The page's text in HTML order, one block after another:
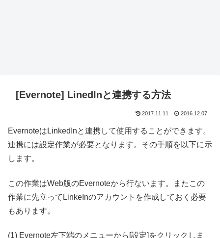
[Evernote] LinedInと連携する方法
2017.11.11 2016.12.07
EvernoteはLinkedInと連携して使用することができます。
連携には設定作業が必要となります。その手順を以下に示
します。
この作業はWeb版のEvernoteから行ないます。またこの
作業に先立ってLinkeInのアカウントを作成しておく必要
もあります。
(1) Evernote左下端のメニューから[設定]をクリックしま